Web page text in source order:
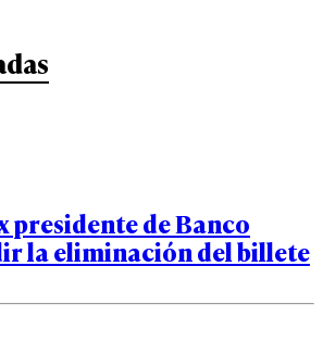
presidente de Banco
la eliminación del billete